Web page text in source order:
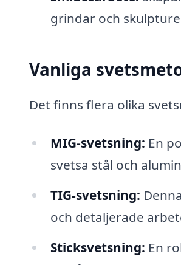
grindar och
Vanliga
Det finns flera olika
MIG-svetsning: En
svetsa stål och
TIG-svetsning:
och detaljerade
Sticksvetsning: En